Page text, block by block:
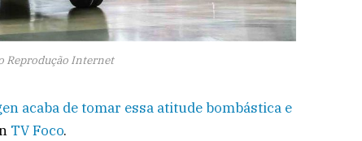
Reprodução Internet
acaba de tomar essa atitude bombástica e
TV Foco.